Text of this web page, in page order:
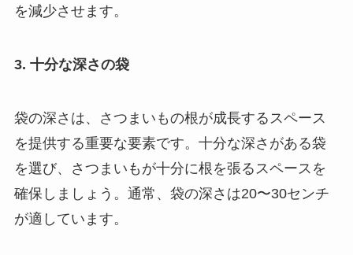
を減少させます。
3. 十分な深さの袋
袋の深さは、さつまいもの根が成長するスペース
を提供する重要な要素です。十分な深さがある袋
を選び、さつまいもが十分に根を張るスペースを
確保しましょう。通常、袋の深さは20〜30センチ
が適しています。